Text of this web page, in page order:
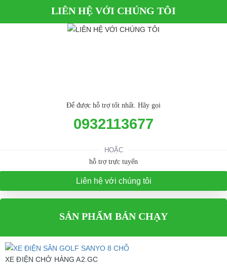
LIÊN HỆ VỚI CHÚNG TÔI
Để được hỗ trợ tốt nhất. Hãy gọi
0932113677
HOẶC
hỗ trợ trực tuyến
Liên hệ với chúng tôi
SẢN PHẨM BÁN CHẠY
XE ĐIỆN CHỞ HÀNG A2.GC